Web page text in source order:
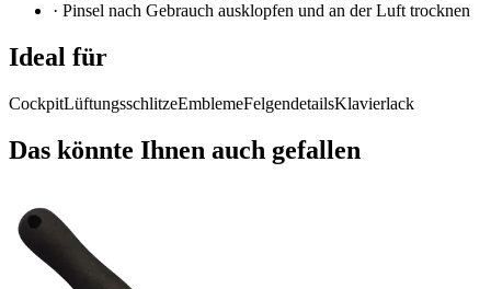
· Pinsel nach Gebrauch ausklopfen und an der Luft trocknen
Ideal für
CockpitLüftungsschlitzeEmblemeFelgendetailsKlavierlack
Das könnte Ihnen auch gefallen